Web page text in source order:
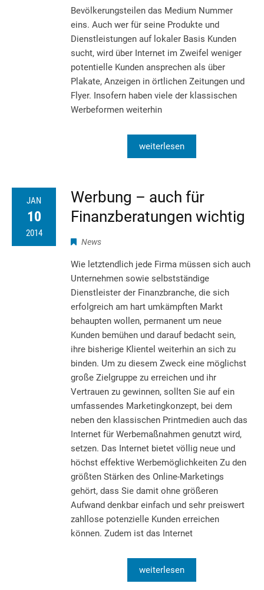
Bevölkerungsteilen das Medium Nummer
eins. Auch wer für seine Produkte und
Dienstleistungen auf lokaler Basis Kunden
sucht, wird über Internet im Zweifel weniger
potentielle Kunden ansprechen als über
Plakate, Anzeigen in örtlichen Zeitungen und
Flyer. Insofern haben viele der klassischen
Werbeformen weiterhin
weiterlesen
JAN
10
2014
Werbung – auch für
Finanzberatungen wichtig
News
Wie letztendlich jede Firma müssen sich auch
Unternehmen sowie selbstständige
Dienstleister der Finanzbranche, die sich
erfolgreich am hart umkämpften Markt
behaupten wollen, permanent um neue
Kunden bemühen und darauf bedacht sein,
ihre bisherige Klientel weiterhin an sich zu
binden. Um zu diesem Zweck eine möglichst
große Zielgruppe zu erreichen und ihr
Vertrauen zu gewinnen, sollten Sie auf ein
umfassendes Marketingkonzept, bei dem
neben den klassischen Printmedien auch das
Internet für Werbemaßnahmen genutzt wird,
setzen. Das Internet bietet völlig neue und
höchst effektive Werbemöglichkeiten Zu den
größten Stärken des Online-Marketings
gehört, dass Sie damit ohne größeren
Aufwand denkbar einfach und sehr preiswert
zahllose potenzielle Kunden erreichen
können. Zudem ist das Internet
weiterlesen